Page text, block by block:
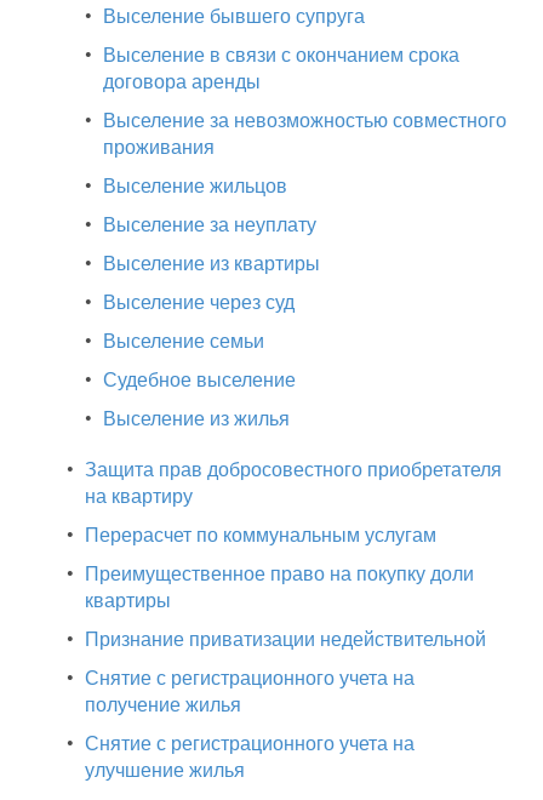
• Выселение бывшего супруга
• Выселение в связи с окончанием срока
договора аренды
• Выселение за невозможностью совместного
проживания
• Выселение жильцов
• Выселение за неуплату
• Выселение из квартиры
• Выселение через суд
• Выселение семьи
• Судебное выселение
• Выселение из жилья
• Защита прав добросовестного приобретателя
на квартиру
• Перерасчет по коммунальным услугам
• Преимущественное право на покупку доли
квартиры
• Признание приватизации недействительной
• Снятие с регистрационного учета на
получение жилья
• Снятие с регистрационного учета на
улучшение жилья